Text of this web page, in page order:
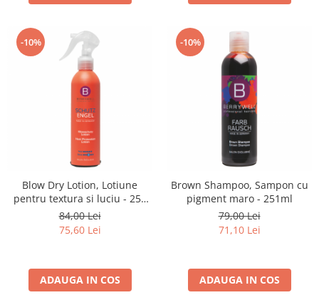
-10%
Blow Dry Lotion, Lotiune
pentru textura si luciu - 251
ml
84,00 Lei
75,60 Lei
ADAUGA IN COS
-10%
Brown Shampoo, Sampon cu
pigment maro - 251ml
79,00 Lei
71,10 Lei
ADAUGA IN COS